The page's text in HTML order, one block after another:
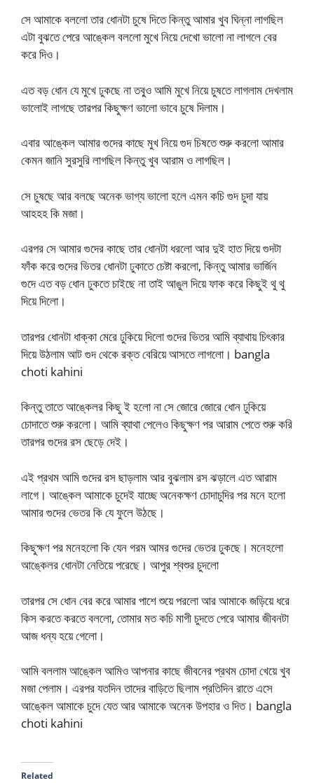
সে আমাকে বললো তার ধোনটা চুষে দিতে কিন্তু আমার খুব ঘিন্না লাগছিল
এটা বুঝতে পেরে আঙ্কেল বললো মুখে নিয়ে দেখো ভালো না লাগলে বের
করে দিও।
এত বড় ধোন যে মুখে ঢুকছে না তবু্ও আমি মুখে নিয়ে চুষতে লাগলাম দেখলাম
ভালোই লাগছে তারপর কিছুক্ষণ ভালো ভাবে চুষে দিলাম।
এবার আঙ্কেল আমার গুদের কাছে মুখ নিয়ে গুদ চিষতে শুরু করলো আমার
কেমন জানি সুরসুরি লাগছিল কিন্তু খুব আরাম ও লাগছিল।
সে চুষছে আর বলছে অনেক ভাগ্য ভালো হলে এমন কচি গুদ চুদা যায়
আহহহ কি মজা।
এরপর সে আমার গুদের কাছে তার ধোনটা ধরলো আর দুই হাত দিয়ে গুদটা
ফাঁক করে গুদের ভিতর ধোনটা ঢুকাতে চেষ্টা করলো, কিন্তু আমার ভার্জিন
গুদে এত বড় ধোন ঢুকতে চাইছে না তাই আঙুল দিয়ে ফাক করে কিছুই থু থু
দিয়ে দিলো।
তারপর ধোনটা ধাক্কা মেরে ঢুকিয়ে দিলো গুদের ভিতর আমি ব্যাথায় চিৎকার
দিয়ে উঠলাম আট গুদ থেকে রক্ত বেরিয়ে আসতে লাগলো। bangla
choti kahini
কিন্তু তাতে আঙ্কেলর কিছু ই হলো না সে জোরে জোরে ধোন ঢুকিয়ে
চোদাতে শুরু করলো। আমি ব্যাথা পেলেও কিছুক্ষণ পর আরাম পেতে শুরু করি
তারপর গুদের রস ছেড়ে দেই।
এই প্রথম আমি গুদের রস ছাড়লাম আর বুঝলাম রস ঝড়ালে এত আরাম
লাগে। আঙ্কেল আমাকে চুদেই যাচ্ছে অনেকক্ষণ চোদাচুদির পর মনে হলো
আমার গুদের ভেতর কি যে ফুলে উঠছে।
কিছুক্ষণ পর মনেহলো কি যেন গরম আমর গুদের ভেতর ঢুকছে। মনেহলো
আঙ্কেলর ধোনটা নেতিয়ে পরেছে। আপুর শ্বশুর চুদলো
তারপর সে ধোন বের করে আমার পাশে শুয়ে পরলো আর আমাকে জড়িয়ে ধরে
কিস করতে করতে বললো, তোমার মত কচি মাগী চুদতে পেরে আমার জীবনটা
আজ ধন্য হয়ে গেলো।
আমি বললাম আঙ্কেল আমিও আপনার কাছে জীবনের প্রথম চোদা খেয়ে খুব
মজা পেলাম। এরপর যতদিন তাদের বাড়িতে ছিলাম প্রতিদিন রাতে এসে
আঙ্কেল আমাকে চুদে যেত আর আমাকে অনেক উপহার ও দিত। bangla
choti kahini
Related